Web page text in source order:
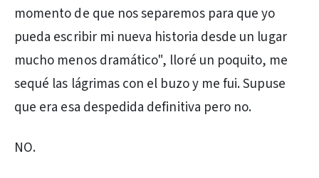
momento de que nos separemos para que yo
pueda escribir mi nueva historia desde un lugar
mucho menos dramático", lloré un poquito, me
sequé las lágrimas con el buzo y me fui. Supuse
que era esa despedida definitiva pero no.
NO.